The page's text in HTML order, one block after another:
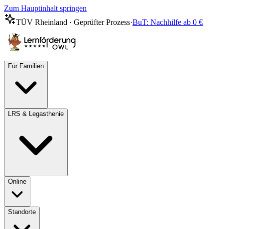
Zum Hauptinhalt springen
TÜV Rheinland · Geprüfter Prozess·BuT: Nachhilfe ab 0 €
Für Familien
LRS & Legasthenie
Online
Standorte